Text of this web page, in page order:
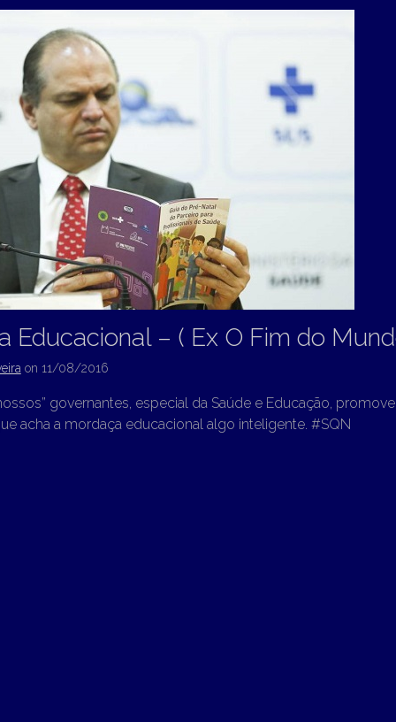
Educacional – ( Ex O Fim do
on 11/08/2016
governantes, especial da Saúde e Educação,
acha a mordaça educacional algo inteligente. #SQN